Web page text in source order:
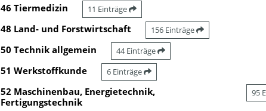
46 Tiermedizin 11 Einträge
48 Land- und Forstwirtschaft 156 Einträge
50 Technik allgemein 44 Einträge
51 Werkstoffkunde 6 Einträge
52 Maschinenbau, Energietechnik,
Fertigungstechnik
95